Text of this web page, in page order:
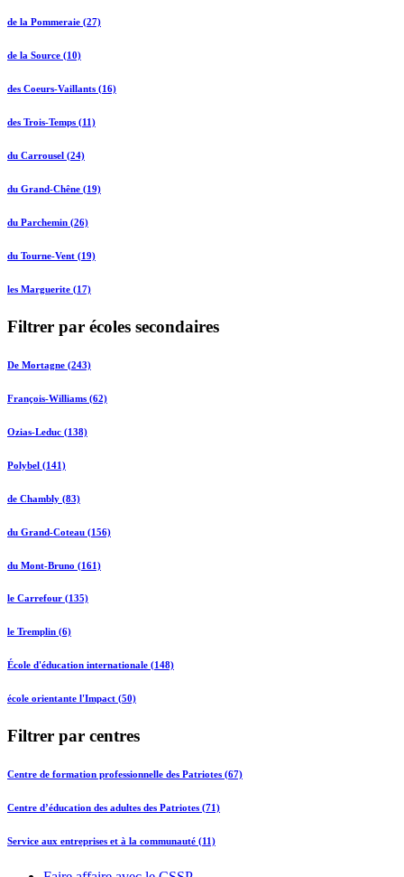
de la Pommeraie (27)
de la Source (10)
des Coeurs-Vaillants (16)
des Trois-Temps (11)
du Carrousel (24)
du Grand-Chêne (19)
du Parchemin (26)
du Tourne-Vent (19)
les Marguerite (17)
Filtrer par écoles secondaires
De Mortagne (243)
François-Williams (62)
Ozias-Leduc (138)
Polybel (141)
de Chambly (83)
du Grand-Coteau (156)
du Mont-Bruno (161)
le Carrefour (135)
le Tremplin (6)
École d'éducation internationale (148)
école orientante l'Impact (50)
Filtrer par centres
Centre de formation professionnelle des Patriotes (67)
Centre d’éducation des adultes des Patriotes (71)
Service aux entreprises et à la communauté (11)